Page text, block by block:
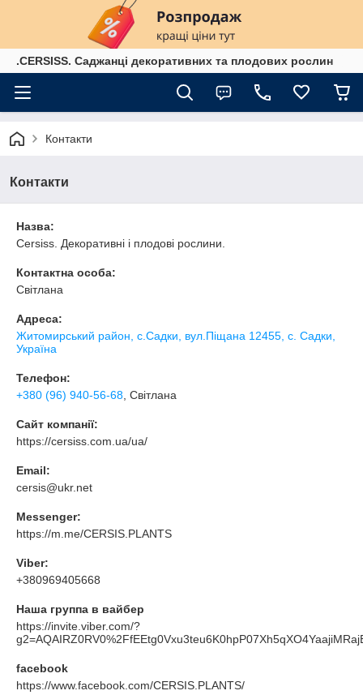
.CERSISS. Саджанці декоративних та плодових рослин
Контакти
Контакти
Назва:
Cersiss. Декоративні і плодові рослини.
Контактна особа:
Світлана
Адреса:
Житомирський район, с.Садки, вул.Піщана 12455, с. Садки,
Україна
Телефон:
+380 (96) 940-56-68 , Світлана
Сайт компанії:
https://cersiss.com.ua/ua/
Email:
cersis@ukr.net
Messenger:
https://m.me/CERSIS.PLANTS
Viber:
+380969405668
Наша группа в вайбер
https://invite.viber.com/?
facebook
https://www.facebook.com/CERSIS.PLANTS/